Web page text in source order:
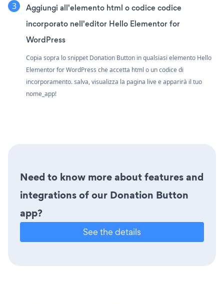
Aggiungi all'elemento html o codice codice
incorporato nell'editor Hello Elementor for
WordPress
Copia sopra lo snippet Donation Button in qualsiasi elemento Hello
Elementor for WordPress che accetta html o un codice di
incorporamento. salva, visualizza la pagina live e apparirà il tuo
nome_app!
Need to know more about features and
integrations of our Donation Button
app?
See the details